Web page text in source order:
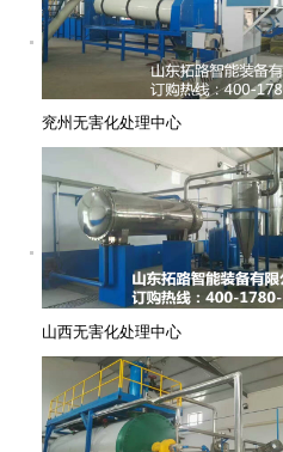
兖州无害化处理中心
山西无害化处理中心